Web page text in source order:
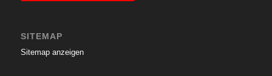
SITEMAP
Sitemap anzeigen